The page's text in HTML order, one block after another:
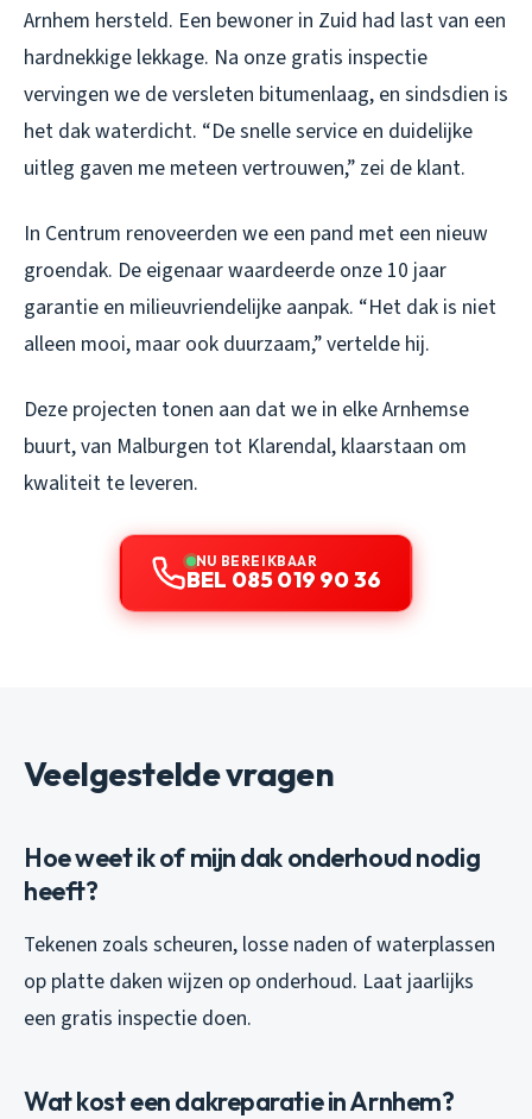
Arnhem hersteld. Een bewoner in Zuid had last van een
hardnekkige lekkage. Na onze gratis inspectie
vervingen we de versleten bitumenlaag, en sindsdien is
het dak waterdicht. “De snelle service en duidelijke
uitleg gaven me meteen vertrouwen,” zei de klant.
In Centrum renoveerden we een pand met een nieuw
groendak. De eigenaar waardeerde onze 10 jaar
garantie en milieuvriendelijke aanpak. “Het dak is niet
alleen mooi, maar ook duurzaam,” vertelde hij.
Deze projecten tonen aan dat we in elke Arnhemse
buurt, van Malburgen tot Klarendal, klaarstaan om
kwaliteit te leveren.
NU BEREIKBAAR
BEL 085 019 90 36
Veelgestelde vragen
Hoe weet ik of mijn dak onderhoud nodig
heeft?
Tekenen zoals scheuren, losse naden of waterplassen
op platte daken wijzen op onderhoud. Laat jaarlijks
een gratis inspectie doen.
Wat kost een dakreparatie in Arnhem?